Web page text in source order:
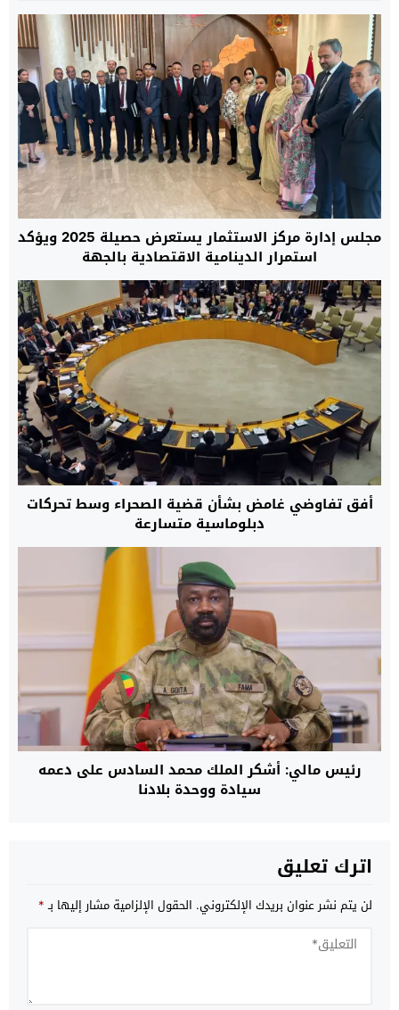
مجلس إدارة مركز الاستثمار يستعرض حصيلة 2025 ويؤكد
استمرار الدينامية الاقتصادية بالجهة
أفق تفاوضي غامض بشأن قضية الصحراء وسط تحركات
دبلوماسية متسارعة
رئيس مالي: أشكر الملك محمد السادس على دعمه
سيادة ووحدة بلادنا
اترك تعليق
لن يتم نشر عنوان بريدك الإلكتروني. الحقول الإلزامية مشار إليها بـ*